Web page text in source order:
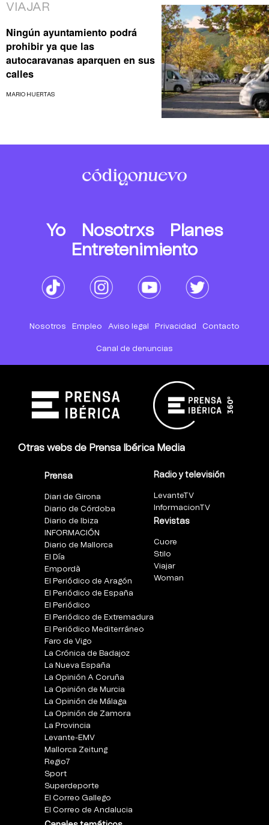
VIAJAR
Ningún ayuntamiento podrá
prohibir ya que las
autocaravanas aparquen en sus
calles
MARIO HUERTAS
Yo Nosotrxs
Planes
Entretenimiento
Nosotros Empleo Aviso legal Privacidad Contacto
Canal de denuncias
Otras webs de Prensa Ibérica Media
Prensa
Diari de Girona
Diario de Córdoba
Diario de Ibiza
INFORMACIÓN
Diario de Mallorca
El Día
Empordà
El Periódico de Aragón
El Periódico de España
El Periódico
El Periódico de Extremadura
El Periódico Mediterráneo
Faro de Vigo
La Crónica de Badajoz
La Nueva España
La Opinión A Coruña
La Opinión de Murcia
La Opinión de Málaga
La Opinión de Zamora
La Provincia
Levante-EMV
Mallorca Zeitung
Regio7
Sport
Superdeporte
El Correo Gallego
El Correo de Andalucia
Radio y televisión
LevanteTV
InformacionTV
Revistas
Cuore
Stilo
Viajar
Woman